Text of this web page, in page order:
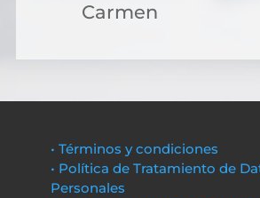
Carmen
• Términos y condiciones
• Política de Tratamiento de
Personales